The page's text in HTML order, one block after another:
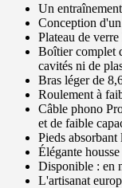
Un
Conception d'un
Plateau de
Boîtier complet
cavités ni de
Bras léger de
Roulement à
Câble phono
et de faible
Pieds
Élégante
Disponible : en
L'artisanat